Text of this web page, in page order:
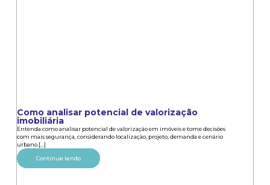
Como analisar potencial de valorização
imobiliária
Entenda como analisar potencial de valorização em imóveis e tome decisões
com mais segurança, considerando localização, projeto, demanda e cenário
urbano.[...]
Continue lendo